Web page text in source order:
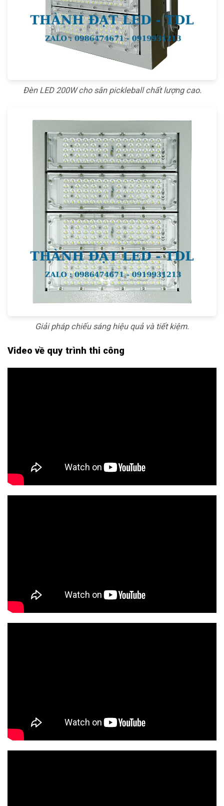
Đèn LED 200W cho sân pickleball chất lượng cao.
Giải pháp chiếu sáng hiệu quả và tiết kiệm.
Video về quy trình thi công